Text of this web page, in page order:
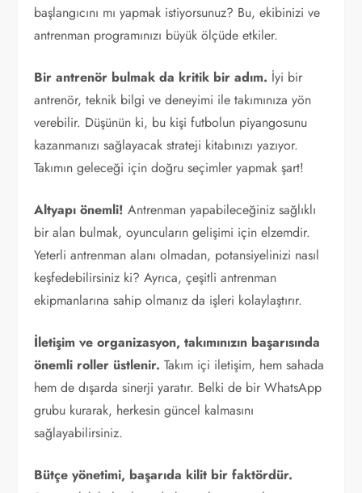
başlangıcını mı yapmak istiyorsunuz? Bu, ekibinizi ve
antrenman programınızı büyük ölçüde etkiler.
Bir antrenör bulmak da kritik bir adım. İyi bir
antrenör, teknik bilgi ve deneyimi ile takımınıza yön
verebilir. Düşünün ki, bu kişi futbolun piyangosunu
kazanmanızı sağlayacak strateji kitabınızı yazıyor.
Takımın geleceği için doğru seçimler yapmak şart!
Altyapı önemli! Antrenman yapabileceğiniz sağlıklı
bir alan bulmak, oyuncuların gelişimi için elzemdir.
Yeterli antrenman alanı olmadan, potansiyelinizi nasıl
keşfedebilirsiniz ki? Ayrıca, çeşitli antrenman
ekipmanlarına sahip olmanız da işleri kolaylaştırır.
İletişim ve organizasyon, takımınızın başarısında
önemli roller üstlenir. Takım içi iletişim, hem sahada
hem de dışarda sinerji yaratır. Belki de bir WhatsApp
grubu kurarak, herkesin güncel kalmasını
sağlayabilirsiniz.
Bütçe yönetimi, başarıda kilit bir faktördür.